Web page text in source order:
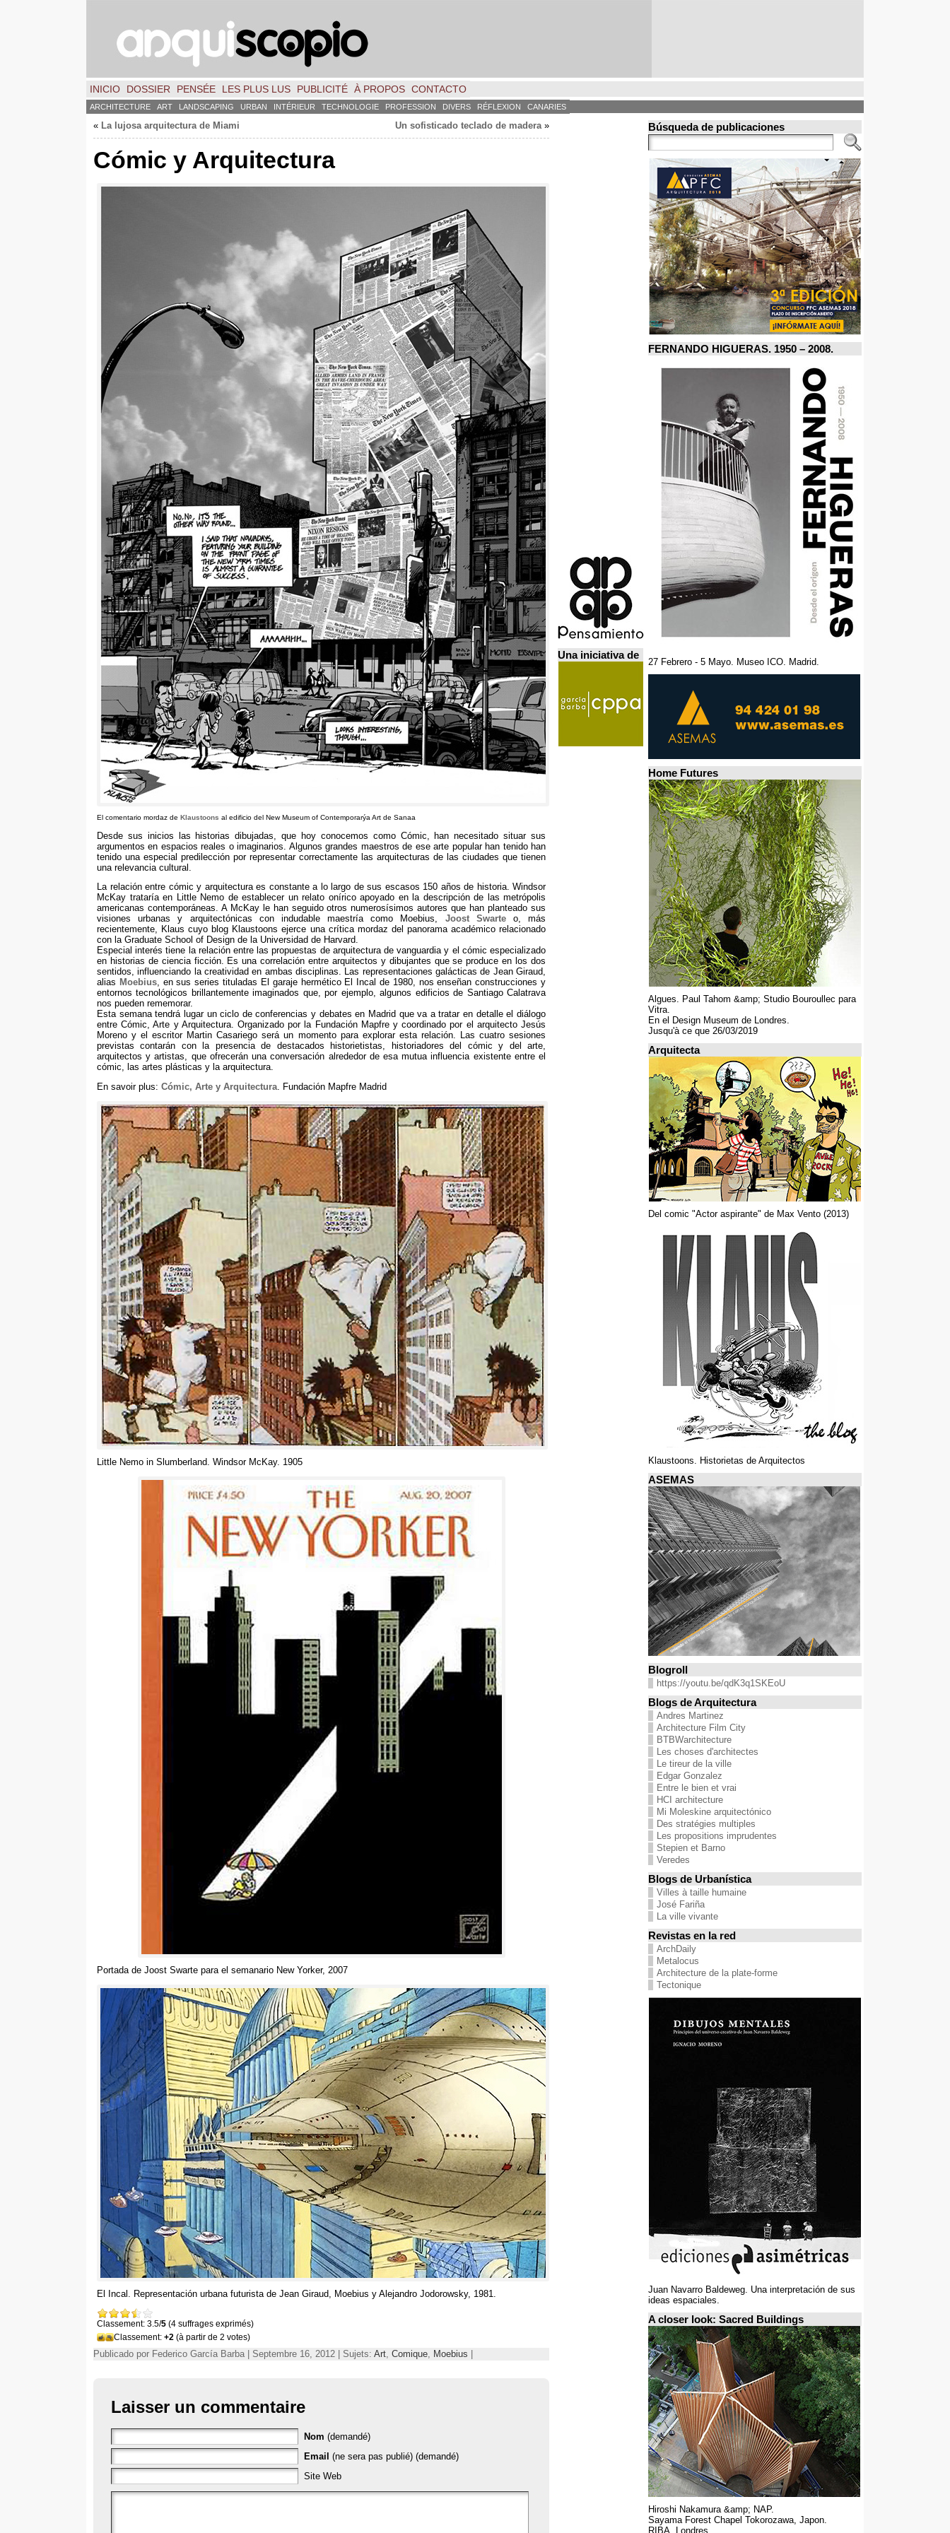
INICIO DOSSIER PENSÉE LES PLUS LUS PUBLICITÉ À PROPOS CONTACTO
ARCHITECTURE ART LANDSCAPING URBAN INTÉRIEUR TECHNOLOGIE PROFESSION DIVERS RÉFLEXION CANARIES
« La lujosa arquitectura de Miami Un sofisticado teclado de madera»
Cómic y Arquitectura
El comentario mordaz de Klaustoons al edificio del New Museum of Contemporarýa Art de Sanaa
Desde sus inicios las historias dibujadas ,que hoy conocemos como Cómic ,han necesitado situar sus
argumentos en espacios reales o imaginarios Algunos grandes maestros de ese arte popular han tenido han
tenido una especial predilección por representar correctamente las arquitecturas de las ciudades que tienen
una relevancia cultural
La relación entre cómic y arquitectura es constante a lo largo de sus escasos 150 años de historia. Windsor
McKay trataría en Little Nemo de establecer un relato onírico apoyado en la descripción de las metrópolis
americanas contemporáneas. A McKay le han seguido otros numerosísimos autores que han planteado sus
visiones urbanas y arquitectónicas con indudable maestría como Moebius, Joost Swarte o,más
recientemente, Klaus cuyo blog Klaustoons ejerce una crítica mordaz del panorama académico relacionado
con la Graduate School of Design de la Universidad de Harvard.
Especial interés tiene la relación entre las propuestas de arquitectura de vanguardia y el cómic especializado
en historias de ciencia ficción. Es una correlación entre arquitectos y dibujantes que se produce en los dos
sentidos,influenciando la creatividad en ambas disciplinas. Las representaciones galácticas de Jean Giraud,
alias Moebius, en sus series tituladas El garaje hermético El Incal de1980, nos enseñan construcciones y
entornos tecnológicos brillantemente imaginados que,por ejemplo,algunos edificios de Santiago Calatrava
nos pueden rememorar.
Esta semana tendrá lugar un ciclo de conferencias y debates en Madrid que va a tratar en detalle el diálogo
entre Cómic,Arte y Arquitectura.Organizado por la Fundación Mapfre y coordinado por el arquitecto Jesús
Moreno y el escritor Martin Casariego será un momento para explorar esta relación. Las cuatro sesiones
previstas contarán con la presencia de destacados historietistas, historiadores del cómic y del arte,
arquitectos y artistas, que ofrecerán una conversación alrededor de esa mutua influencia existente entre el
cómic, las artes plásticas y la arquitectura.
En savoir plus: Cómic, Arte y Arquitectura. Fundación Mapfre Madrid
Little Nemo in Slumberland Windsor McKay. 1905
Portada de Joost Swarte para el semanario New Yorker, 2007
El Incal Representación urbana futurista de Jean Giraud Moebius y Alejandro Jodorowsky, 1981.
Classement: 3.5/5 (4 suffrages exprimés)
Classement: +2 (à partir de 2 votes)
Publicado por Federico García Barba | Septembre 16, 2012 | Sujets: Art, Comique, Moebius
Laisser un commentaire
Nom (demandé)
Email (ne sera pas publié) (demandé)
Site Web
Una iniciativa de
Búsqueda de publicaciones
FERNANDO HIGUERAS. 1950 – 2008.
27 Febrero - 5 Mayo. Museo ICO. Madrid.
Home Futures
Algues. Paul Tahom &amp; Studio Bouroullec para
Vitra.
En el Design Museum de Londres.
Jusqu'à ce que 26/03/2019
Arquitecta
Del comic "Actor aspirante" de Max Vento (2013)
Klaustoons. Historietas de Arquitectos
ASEMAS
Blogroll
https://youtu.be/qdK3q1SKEoU
Blogs de Arquitectura
Andres Martinez
Architecture Film City
BTBWarchitecture
Les choses d'architectes
Le tireur de la ville
Edgar Gonzalez
Entre le bien et vrai
HCI architecture
Mi Moleskine arquitectónico
Des stratégies multiples
Les propositions imprudentes
Stepien et Barno
Veredes
Blogs de Urbanística
Villes à taille humaine
José Fariña
La ville vivante
Revistas en la red
ArchDaily
Metalocus
Architecture de la plate-forme
Tectonique
Juan Navarro Baldeweg. Una interpretación de sus
ideas espaciales.
A closer look: Sacred Buildings
Hiroshi Nakamura &amp; NAP.
Sayama Forest Chapel Tokorozawa, Japon.
RIBA, Londres.